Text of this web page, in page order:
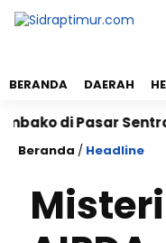
BERANDA DAERAH
Pasar Sentral
Beranda / Headline